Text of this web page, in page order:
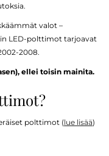
valot –
LED-polttimot tarjoavat
2008.
ellei toisin mainita.
polttimot (lue lisää)